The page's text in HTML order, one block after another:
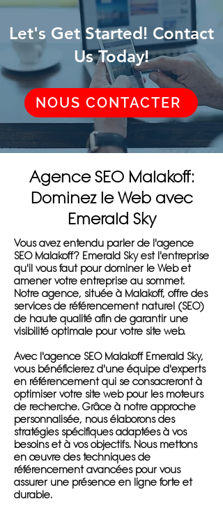
Let's Get Started! Contact
Us Today!
NOUS CONTACTER
Agence SEO Malakoff:
Dominez le Web avec
Emerald Sky
Vous avez entendu parler de l'agence
SEO Malakoff? Emerald Sky est l'entreprise
qu'il vous faut pour dominer le Web et
amener votre entreprise au sommet.
Notre agence, située à Malakoff, offre des
services de référencement naturel (SEO)
de haute qualité afin de garantir une
visibilité optimale pour votre site web.
Avec l'agence SEO Malakoff Emerald Sky,
vous bénéficierez d'une équipe d'experts
en référencement qui se consacreront à
optimiser votre site web pour les moteurs
de recherche. Grâce à notre approche
personnalisée, nous élaborons des
stratégies spécifiques adaptées à vos
besoins et à vos objectifs. Nous mettons
en œuvre des techniques de
référencement avancées pour vous
assurer une présence en ligne forte et
durable.